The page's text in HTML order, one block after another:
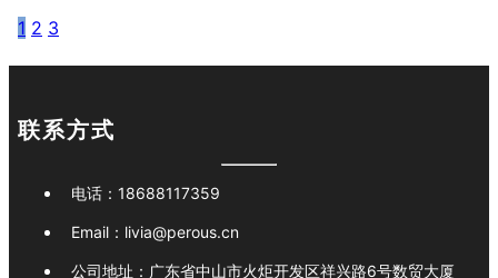
1 2 3
联系方式
电话： 18688117359
Email： livia@perous.cn
公司地址： 广东省中山市火炬开发区祥兴路6号数贸大厦